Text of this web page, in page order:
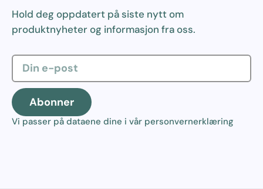
Hold deg oppdatert på siste nytt om
produktnyheter og informasjon fra oss.
Abonner
Vi passer på dataene dine i vår personvernerklæring